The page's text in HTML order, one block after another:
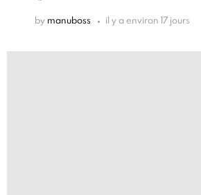
by manuboss il y a environ 17 jours